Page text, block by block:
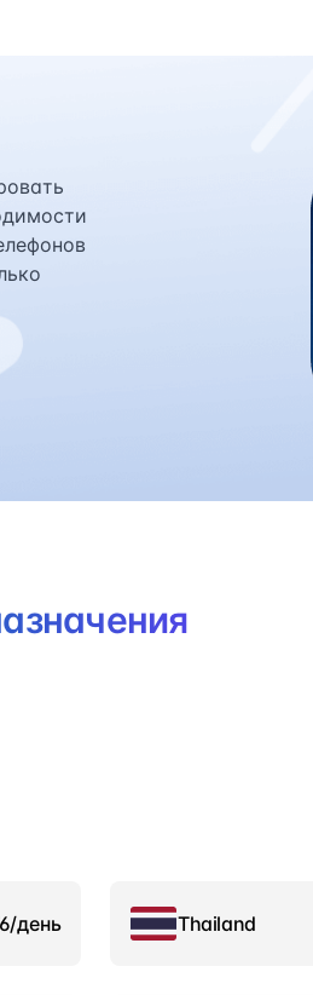
день Thailand